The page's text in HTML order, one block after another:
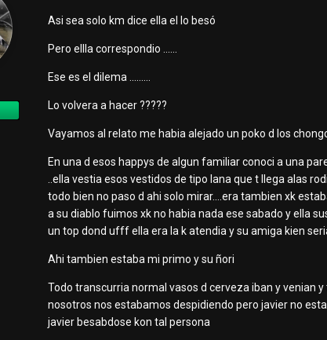
Asi sea solo km dice ella el lo besó
Pero ellla correspondio ......
Ese es el dilema .........
Lo volvera a hacer ?????
Vayamos al relato me habia alejado un poko d los
En una d esos happys de algun familiar conoci a una
..ella vestia esos vestidos de tipo lana que t llega alas
todo bien no paso d ahi solo mirar....era tambien xk
a su diablo fuimos xk no habia nada ese sabado y ella
un top dond ufff ella era la k atendia y su amiga kien
Ahi tambien estaba mi primo y su ñori
Todo transcurria normal vasos d cerveza iban y venian
nosotros nos estabamos despidiendo pero javier no
javier besabdose kon tal persona